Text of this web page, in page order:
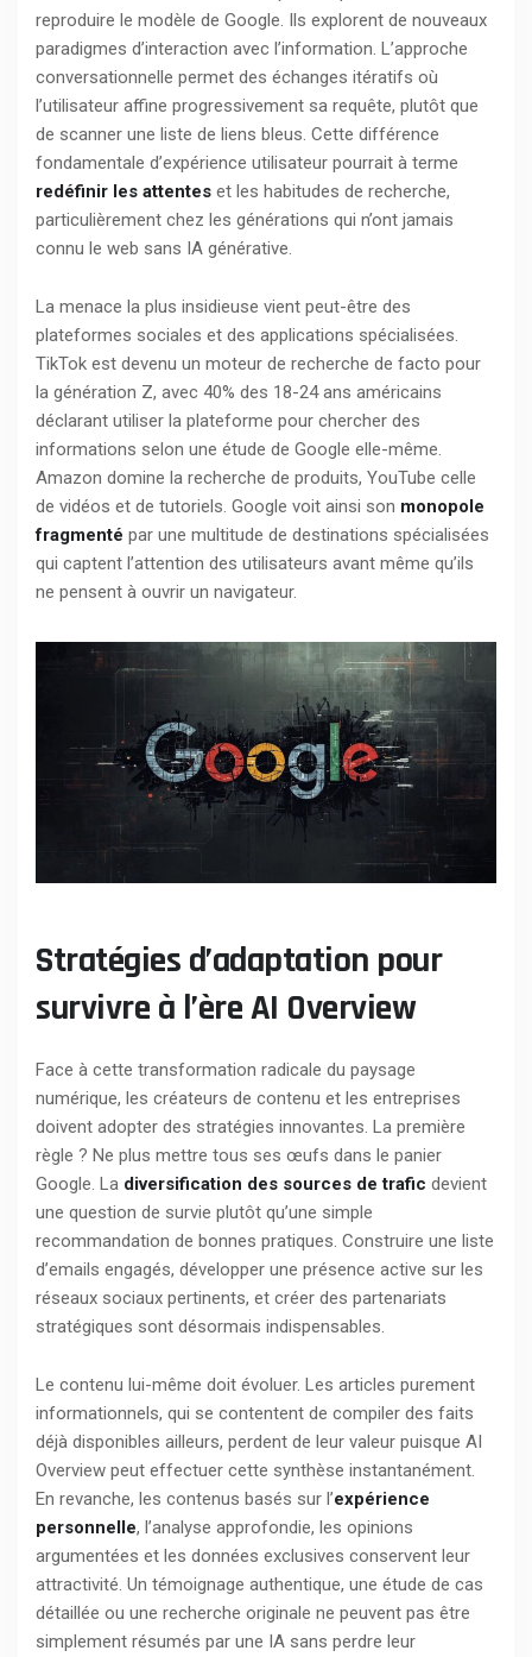
reproduire le modèle de Google. Ils explorent de nouveaux
paradigmes d’interaction avec l’information. L’approche
conversationnelle permet des échanges itératifs où
l’utilisateur affine progressivement sa requête, plutôt que
de scanner une liste de liens bleus. Cette différence
fondamentale d’expérience utilisateur pourrait à terme
redéfinir les attentes et les habitudes de recherche,
particulièrement chez les générations qui n’ont jamais
connu le web sans IA générative.
La menace la plus insidieuse vient peut-être des
plateformes sociales et des applications spécialisées.
TikTok est devenu un moteur de recherche de facto pour
la génération Z, avec 40% des 18-24 ans américains
déclarant utiliser la plateforme pour chercher des
informations selon une étude de Google elle-même.
Amazon domine la recherche de produits, YouTube celle
de vidéos et de tutoriels. Google voit ainsi son monopole
fragmenté par une multitude de destinations spécialisées
qui captent l’attention des utilisateurs avant même qu’ils
ne pensent à ouvrir un navigateur.
Stratégies d’adaptation pour
survivre à l’ère AI Overview
Face à cette transformation radicale du paysage
numérique, les créateurs de contenu et les entreprises
doivent adopter des stratégies innovantes. La première
règle ? Ne plus mettre tous ses œufs dans le panier
Google. La diversification des sources de trafic devient
une question de survie plutôt qu’une simple
recommandation de bonnes pratiques. Construire une liste
d’emails engagés, développer une présence active sur les
réseaux sociaux pertinents, et créer des partenariats
stratégiques sont désormais indispensables.
Le contenu lui-même doit évoluer. Les articles purement
informationnels, qui se contentent de compiler des faits
déjà disponibles ailleurs, perdent de leur valeur puisque AI
Overview peut effectuer cette synthèse instantanément.
En revanche, les contenus basés sur l’expérience
personnelle, l’analyse approfondie, les opinions
argumentées et les données exclusives conservent leur
attractivité. Un témoignage authentique, une étude de cas
détaillée ou une recherche originale ne peuvent pas être
simplement résumés par une IA sans perdre leur